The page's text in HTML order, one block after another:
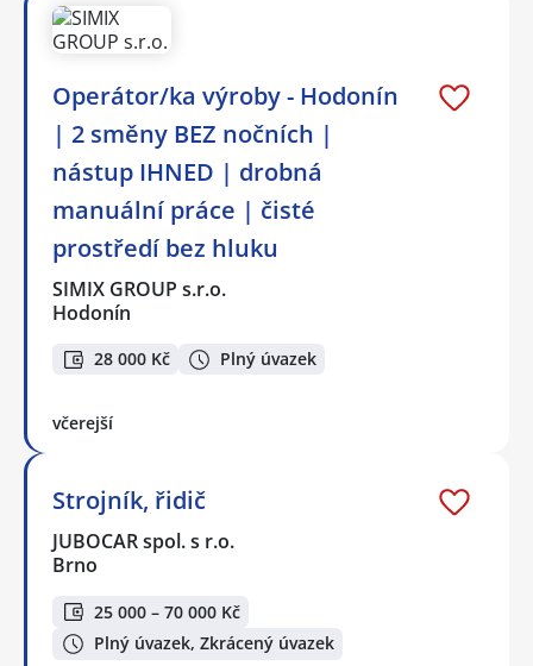
Operátor/ka výroby - Hodonín
| 2 směny BEZ nočních |
nástup IHNED | drobná
manuální práce | čisté
prostředí bez hluku
SIMIX GROUP s.r.o.
Hodonín
28 000 Kč Plný úvazek
včerejší
Strojník, řidič
JUBOCAR spol. s r.o.
Brno
25 000 – 70 000 Kč
Plný úvazek, Zkrácený úvazek